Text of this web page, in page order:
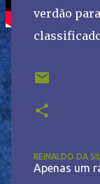
verdão
REINALDO DA
Apenas um